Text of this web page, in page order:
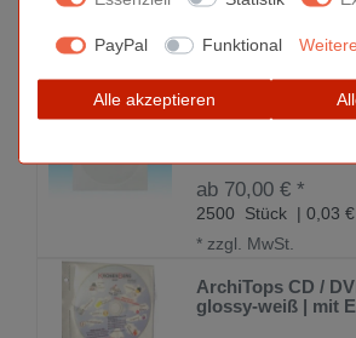
CD Sleeves, CD
weitere Hüllen
CD Papierhüllen |
ab 70,00 € *
2500 Stück | 0,03
* zzgl. MwSt.
ArchiTops CD /
glossy-weiß | mit
PayPal Funktional
Alle akzeptieren